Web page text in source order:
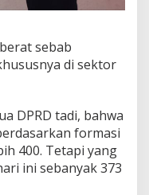
sebab
di sektor
DPRD tadi, bahwa
formasi
400. Tetapi yang
ini sebanyak 373